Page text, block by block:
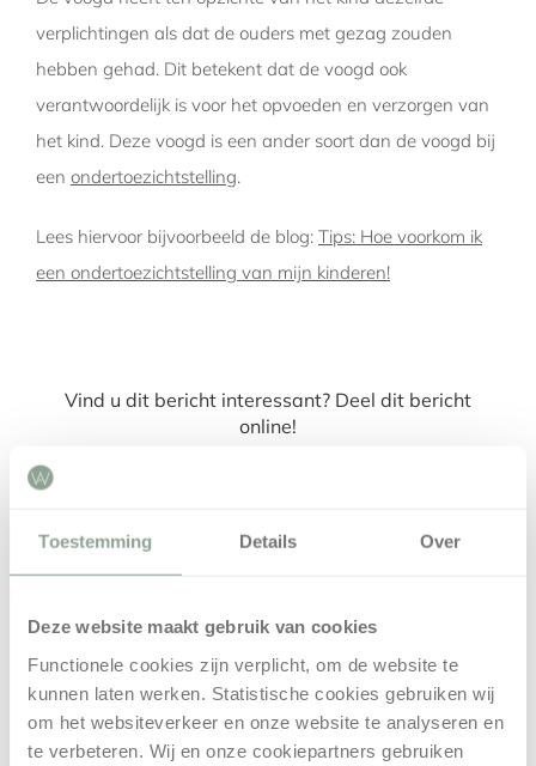
Toestemming Details Over
Deze website maakt gebruik van cookies
Functionele cookies zijn verplicht, om de website te
kunnen laten werken. Statistische cookies gebruiken wij
om het websiteverkeer en onze website te analyseren en
te verbeteren. Wij en onze cookiepartners gebruiken
verplichtingen als dat de ouders met gezag zouden
hebben gehad. Dit betekent dat de voogd ook
verantwoordelijk is voor het opvoeden en verzorgen van
het kind. Deze voogd is een ander soort dan de voogd bij
een ondertoezichtstelling.
Lees hiervoor bijvoorbeeld de blog: Tips: Hoe voorkom ik
een ondertoezichtstelling van mijn kinderen!
Vind u dit bericht interessant? Deel dit bericht
online!
Zoeken
Zoeken
naar: